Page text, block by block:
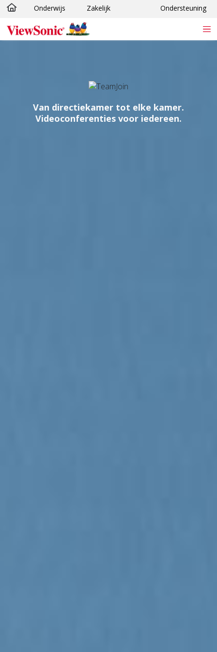
Ga naar hoofdinhoud
Onderwijs Zakelijk Ondersteuning
Van directiekamer tot elke kamer.
Videoconferenties voor iedereen.